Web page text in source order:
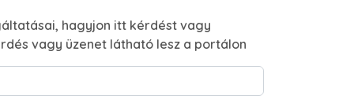
hagyjon itt kérdést vagy
vagy üzenet látható lesz a portálon